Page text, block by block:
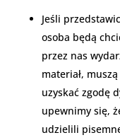
Jeśli
osoba będą
przez nas
materiał,
uzyskać zgodę
upewnimy się,
udzielili